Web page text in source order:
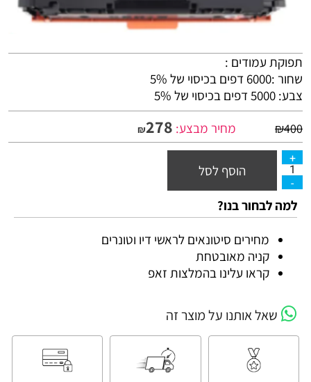
תפוקת עמודים :
שחור :6000 דפים בכיסוי של 5%
צבע: 5000 דפים בכיסוי של 5%
₪400 מחיר מבצע: ₪278
הוסף לסל
למה לבחור בנו?
מחירים סיטונאים לראשי דיו וטונרים
קניה מאובטחת
קראו עלינו בהמלצות זאפ
שאל אותנו על מוצר זה